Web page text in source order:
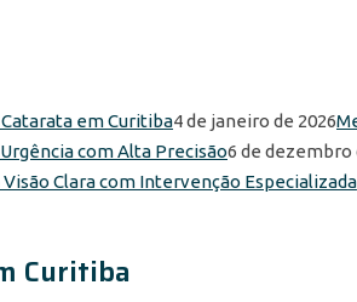
4 de janeiro de 2026
6 de dezembro
Curitiba